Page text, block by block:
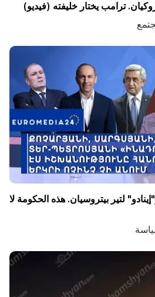
ترامب يختار خليفته (فيديو)
لتير بيتروسيان. هذه الحكومة لا